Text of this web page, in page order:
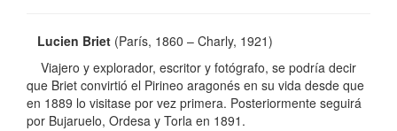
Lucien Briet (París, 1860 – Charly, 1921)
Viajero y explorador, escritor y fotógrafo, se podría decir
que Briet convirtió el Pirineo aragonés en su vida desde que
en 1889 lo visitase por vez primera. Posteriormente seguirá
por Bujaruelo, Ordesa y Torla en 1891.